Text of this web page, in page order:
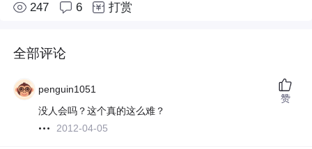
247 6 打赏
全部评论
penguin1051
没人会吗？这个真的这么难？
2012-04-05
赞